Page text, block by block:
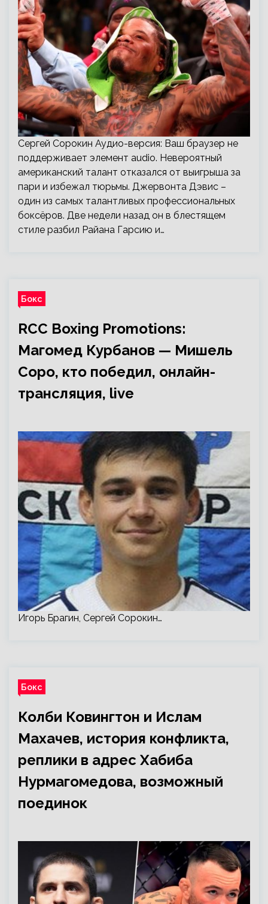
Сергей Сорокин Аудио-версия: Ваш браузер не
поддерживает элемент audio. Невероятный
американский талант отказался от выигрыша за
пари и избежал тюрьмы. Джервонта Дэвис –
один из самых талантливых профессиональных
боксёров. Две недели назад он в блестящем
стиле разбил Райана Гарсию и…
Бокс
RCC Boxing Promotions:
Магомед Курбанов — Мишель
Соро, кто победил, онлайн-
трансляция, live
Игорь Брагин, Сергей Сорокин…
Бокс
Колби Ковингтон и Ислам
Махачев, история конфликта,
реплики в адрес Хабиба
Нурмагомедова, возможный
поединок